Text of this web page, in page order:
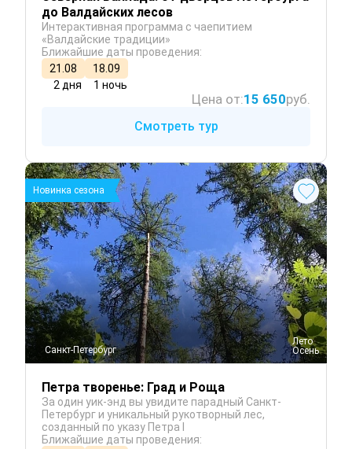
до Валдайских лесов
Интерактивная программа с чаепитием
«Валдайские традиции»
Ближайшие даты проведения:
21.08
18.09
2 дня
1 ночь
Цена от:15 650руб.
Смотреть тур
Санкт-Петербург
Новинка сезона
Лето
Осень
Петра творенье: Град и Роща
За один уик-энд вы увидите парадный Санкт-
Петербург и уникальный рукотворный лес,
созданный по указу Петра I
Ближайшие даты проведения: